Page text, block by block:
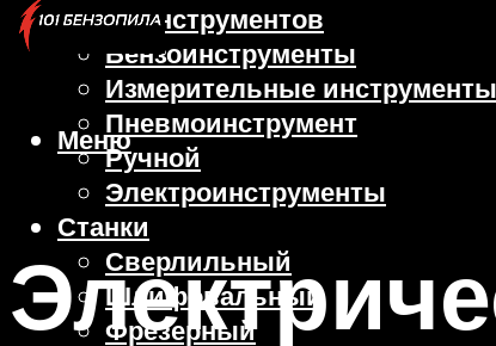
Виды инструментов
Бензоинструменты
Измерительные инструменты
Пневмоинструмент
Ручной
Электроинструменты
Станки
Сверлильный
Шлифовальный
Фрезерный
Меню